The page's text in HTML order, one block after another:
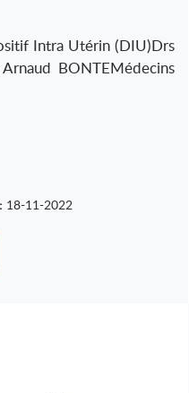
Intra Utérin (DIU)Drs
BONTEMédecins
18-11-2022